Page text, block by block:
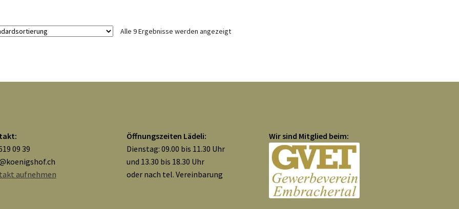
Alle 9 Ergebnisse werden angezeigt
09 39
aufnehmen
Öffnungszeiten Lädeli:
Dienstag: 09.00 bis 11.30 Uhr
und 13.30 bis 18.30 Uhr
oder nach tel. Vereinbarung
Wir sind Mitglied beim: